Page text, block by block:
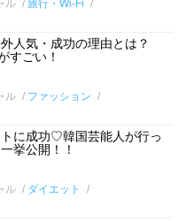
ル 旅行・Wi-Fi
人気・成功の理由とは？
すごい！
ル ファッション
に成功♡韓国芸能人が行っ
挙公開！！
ル ダイエット